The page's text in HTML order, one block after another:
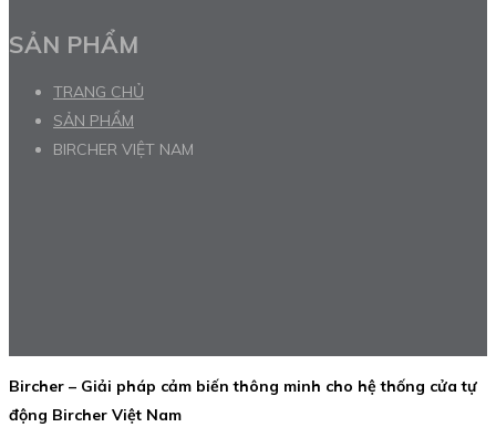
SẢN PHẨM
TRANG CHỦ
SẢN PHẨM
BIRCHER VIỆT NAM
Bircher – Giải pháp cảm biến thông minh cho hệ thống cửa tự
động Bircher Việt Nam